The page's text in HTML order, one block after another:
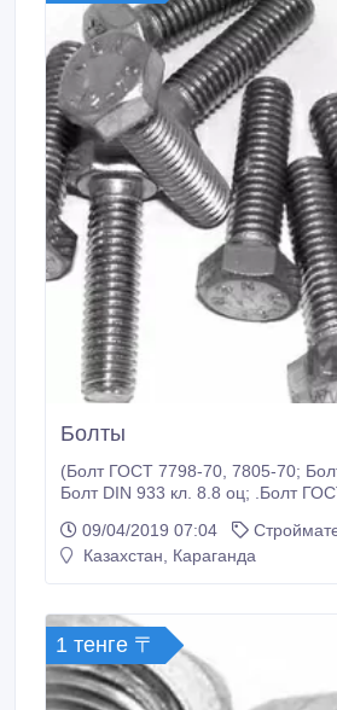
Болты
(Болт ГОСТ 7798-70, 7805-70; Болт DIN 933 оц.;
Болт DIN 933 кл. 8.8 оц; .Болт
10, 9 ; Болт U-образный DIN 3570, а так же
мебельный, лемешный)..
09/04/2019 07:04
Казахстан, Караганда
1 тенге 〒